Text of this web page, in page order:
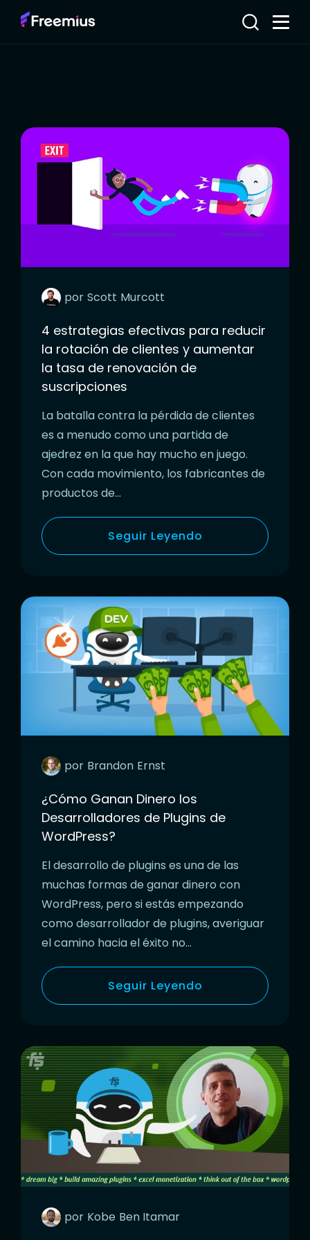
por Scott Murcott
4 estrategias efectivas para reducir
la rotación de clientes y aumentar
la tasa de renovación de
suscripciones
La batalla contra la pérdida de clientes
es a menudo como una partida de
ajedrez en la que hay mucho en juego.
Con cada movimiento, los fabricantes de
productos de…
Seguir Leyendo
por Brandon Ernst
¿Cómo Ganan Dinero los
Desarrolladores de Plugins de
WordPress?
El desarrollo de plugins es una de las
muchas formas de ganar dinero con
WordPress, pero si estás empezando
como desarrollador de plugins, averiguar
el camino hacia el éxito no…
Seguir Leyendo
por Kobe Ben Itamar